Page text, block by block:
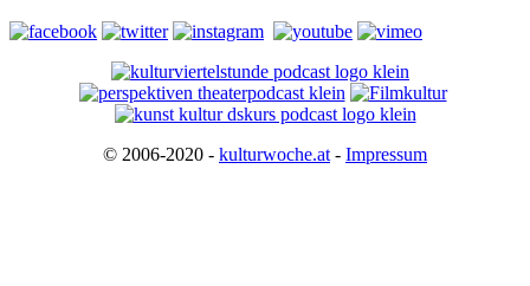
© 2006-2020 - kulturwoche.at - Impressum